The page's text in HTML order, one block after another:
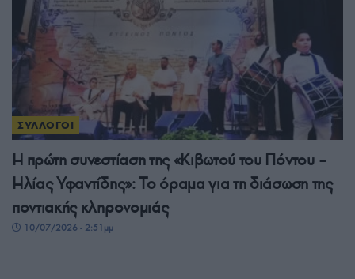
ΣΥΛΛΟΓΟΙ
Η πρώτη συνεστίαση της «Κιβωτού του Πόντου –
Ηλίας Υφαντίδης»: Το όραμα για τη διάσωση της
ποντιακής κληρονομιάς
10/07/2026 - 2:51μμ